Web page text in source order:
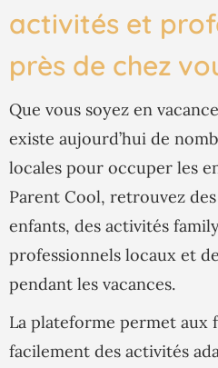
activités et
près de chez
Que vous soyez en
existe aujourd’hui de
locales pour occuper les
Parent Cool, retrouvez des
enfants, des activités
professionnels locaux et
pendant les vacances.
La plateforme permet aux
facilement des activités